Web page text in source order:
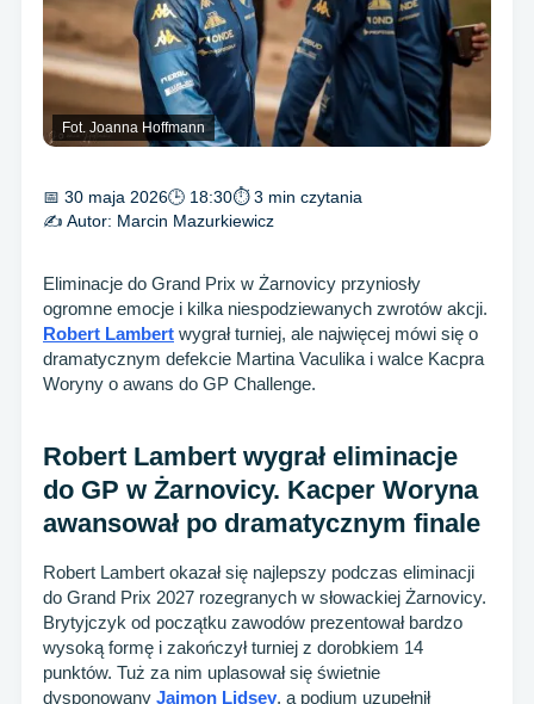
Fot. Joanna Hoffmann
📅 30 maja 2026🕒 18:30⏱ 3 min czytania
✍️ Autor: Marcin Mazurkiewicz
Eliminacje do Grand Prix w Żarnovicy przyniosły
ogromne emocje i kilka niespodziewanych zwrotów akcji.
Robert Lambert wygrał turniej, ale najwięcej mówi się o
dramatycznym defekcie Martina Vaculika i walce Kacpra
Woryny o awans do GP Challenge.
Robert Lambert wygrał eliminacje
do GP w Żarnovicy. Kacper Woryna
awansował po dramatycznym finale
Robert Lambert okazał się najlepszy podczas eliminacji
do Grand Prix 2027 rozegranych w słowackiej Żarnovicy.
Brytyjczyk od początku zawodów prezentował bardzo
wysoką formę i zakończył turniej z dorobkiem 14
punktów. Tuż za nim uplasował się świetnie
dysponowany Jaimon Lidsey, a podium uzupełnił